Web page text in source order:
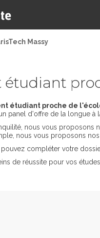
Massy
étudiant proche de
panel d'offre de la longue à
nous vous proposons
nous vous proposons
pouvez compléter votre
de réussite pour vos études